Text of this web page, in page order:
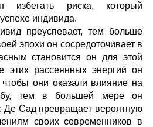
избегать риска, который
индивида.
преуспевает, тем больше
эпохи он сосредоточивает в
становится он для этой
рассеянных энергий он
чтобы они оказали влияние на
тем в большей мере он
Де Сад превращает вероятную
своих современников в